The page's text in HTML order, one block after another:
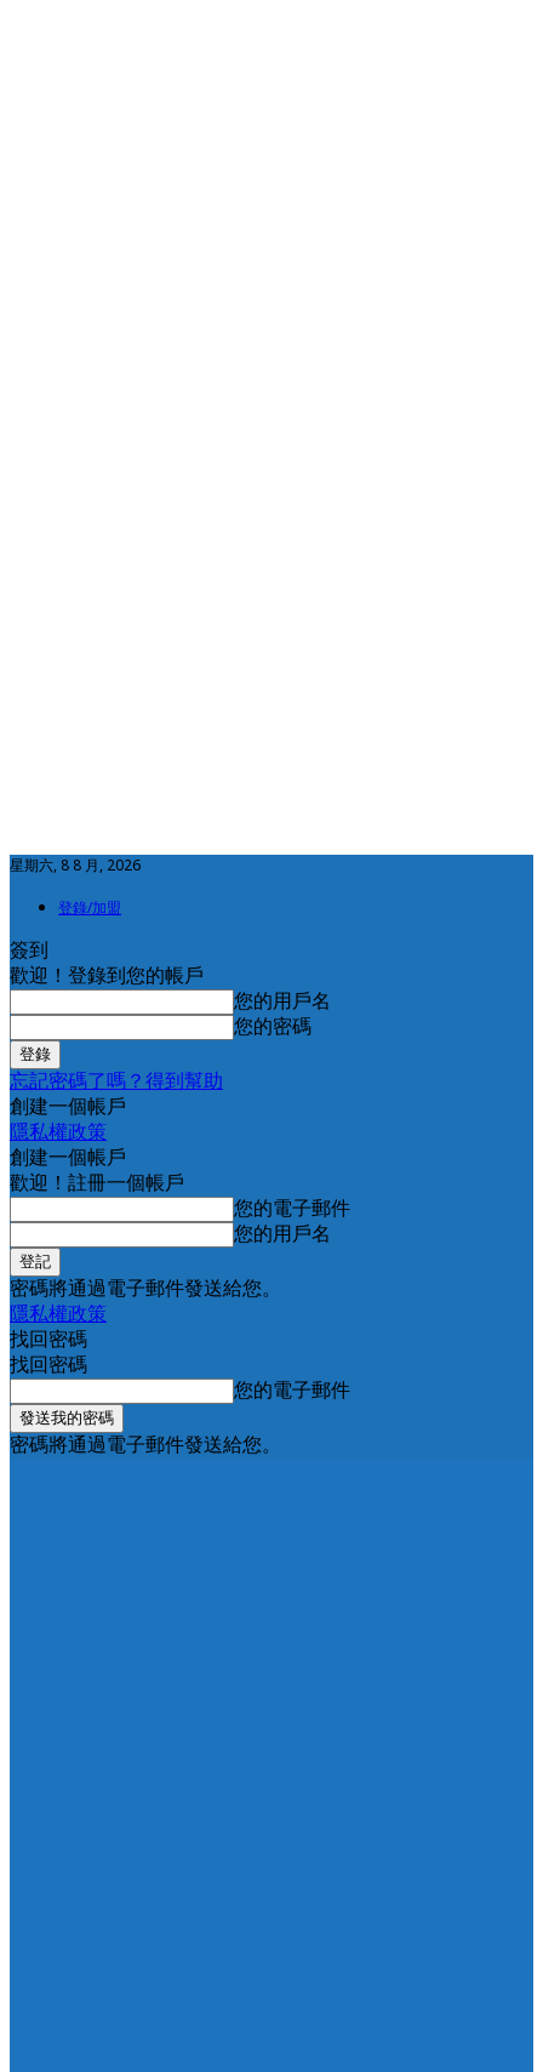
星期六, 8 8 月, 2026
登錄/加盟
簽到
歡迎！登錄到您的帳戶
您的用戶名
您的密碼
忘記密碼了嗎？得到幫助
創建一個帳戶
隱私權政策
創建一個帳戶
歡迎！註冊一個帳戶
您的電子郵件
您的用戶名
密碼將通過電子郵件發送給您。
隱私權政策
找回密碼
找回密碼
您的電子郵件
密碼將通過電子郵件發送給您。